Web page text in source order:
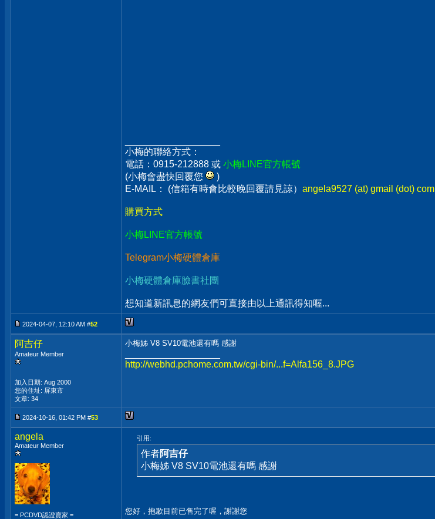
小梅的聯絡方式：
電話：0915-212888 或 小梅LINE官方帳號
(小梅會盡快回覆您
)
E-MAIL： (信箱有時會比較晚回覆請見諒） angela9527 (at) gmail (dot) com
購買方式
小梅LINE官方帳號
Telegram小梅硬體倉庫
小梅硬體倉庫臉書社團
想知道新訊息的網友們可直接由以上通訊得知喔...
2024-04-07, 12:10 AM #52
阿吉仔
Amateur Member
加入日期: Aug 2000
您的住址: 屏東市
文章: 34
小梅姊 V8 SV10電池還有嗎 感謝
http://webhd.pchome.com.tw/cgi-bin/...f=Alfa156_8.JPG
2024-10-16, 01:42 PM #53
angela
Amateur Member
= PCDVD認證賣家 =
引用:
作者阿吉仔
小梅姊 V8 SV10電池還有嗎 感謝
您好，抱歉目前已售完了喔，謝謝您